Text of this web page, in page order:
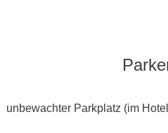
unbewachter Parkplatz (im